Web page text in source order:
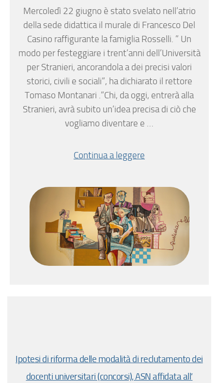
Mercoledì 22 giugno è stato svelato nell’atrio
della sede didattica il murale di Francesco Del
Casino raffigurante la famiglia Rosselli. ” Un
modo per festeggiare i trent’anni dell’Università
per Stranieri, ancorandola a dei precisi valori
storici, civili e sociali”, ha dichiarato il rettore
Tomaso Montanari .”Chi, da oggi, entrerà alla
Stranieri, avrà subito un’idea precisa di ciò che
vogliamo diventare e …
Continua a leggere
Ipotesi di riforma delle modalità di reclutamento dei
docenti universitari (concorsi), ASN affidata all’